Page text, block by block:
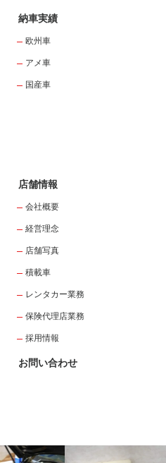
納車実績
欧州車
アメ車
国産車
店舗情報
会社概要
経営理念
店舗写真
積載車
レンタカー業務
保険代理店業務
採用情報
お問い合わせ